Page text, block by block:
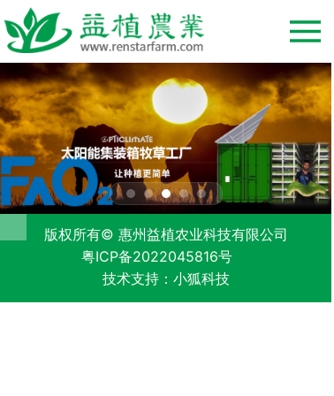
版权所有© 惠州益植农业科技有限公司
粤ICP备2022045816号
技术支持：小狐科技